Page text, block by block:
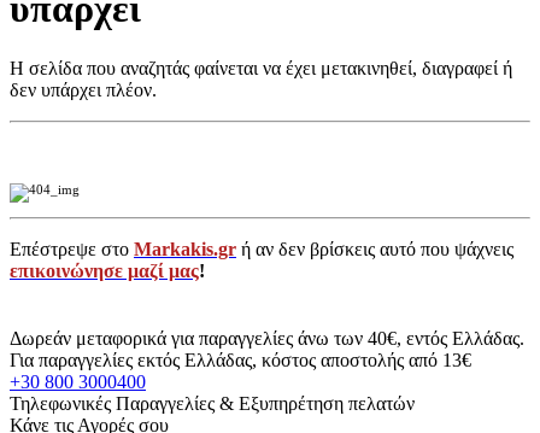
υπάρχει
Η σελίδα που αναζητάς φαίνεται να έχει μετακινηθεί, διαγραφεί ή
δεν υπάρχει πλέον.
Επέστρεψε στο Markakis.gr ή αν δεν βρίσκεις αυτό που ψάχνεις
επικοινώνησε μαζί μας!
Δωρεάν μεταφορικά για παραγγελίες άνω των 40€, εντός Ελλάδας.
Για παραγγελίες εκτός Ελλάδας, κόστος αποστολής από 13€
+30 800 3000400
Τηλεφωνικές Παραγγελίες & Εξυπηρέτηση πελατών
Κάνε τις Αγορές σου